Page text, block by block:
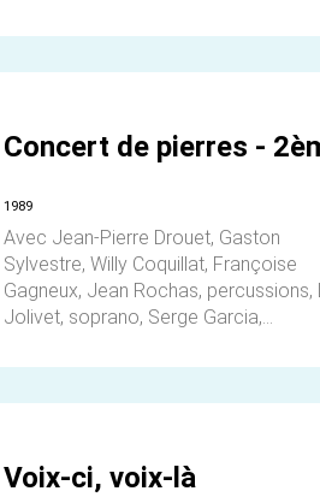
Concert de pierres -
1989
Avec Jean-Pierre Drouet, Gaston
Sylvestre, Willy Coquillat, Françoise
Gagneux, Jean Rochas, percussions,
Jolivet, soprano, Serge Garcia,...
Voix-ci, voix-là